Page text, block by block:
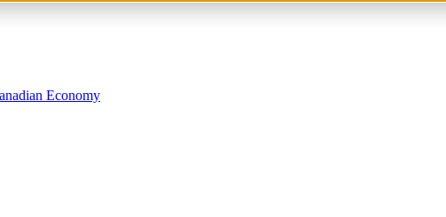
Economy